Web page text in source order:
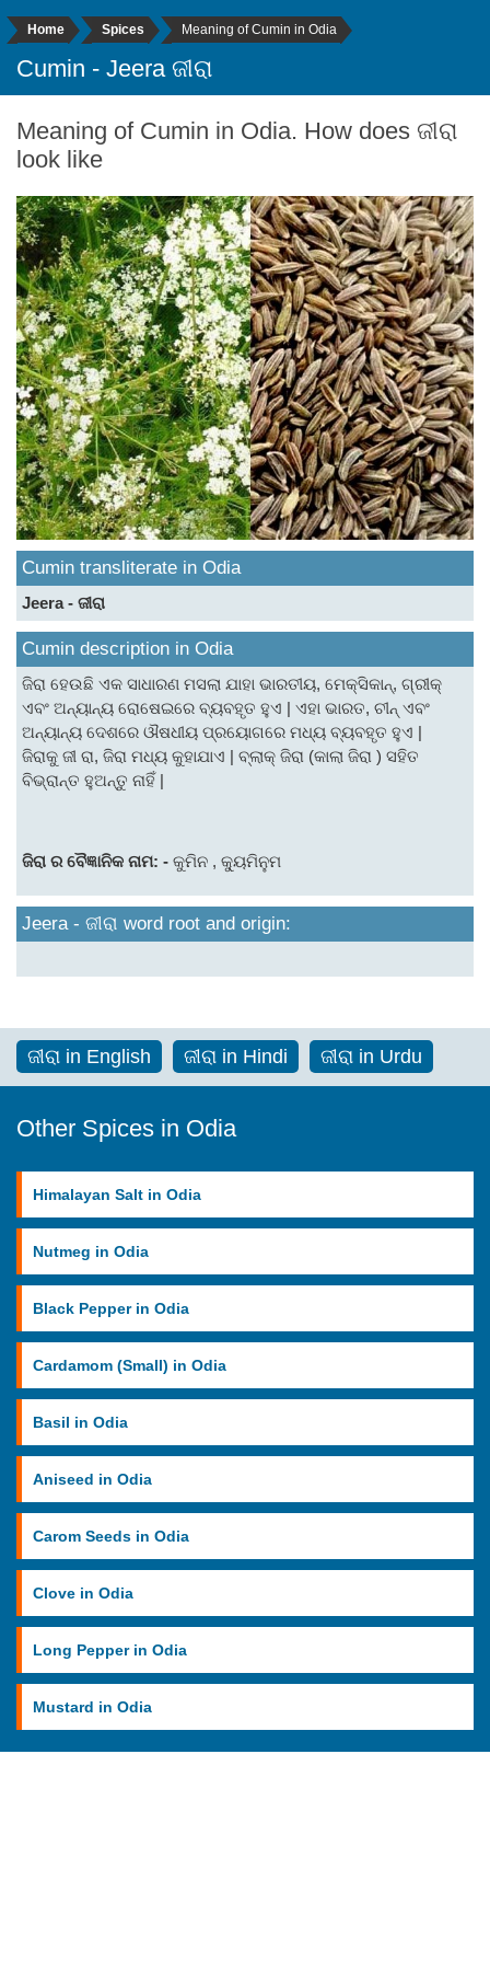
Home Spices Meaning of Cumin in Odia
Cumin - Jeera ଜୀରା
Meaning of Cumin in Odia. How does ଜୀରା
look like
Cumin transliterate in Odia
Jeera - ଜୀରା
Cumin description in Odia
ଜିରା ହେଉଛି ଏକ ସାଧାରଣ ମସଲା ଯାହା ଭାରତୀୟ, ମେକ୍ସିକାନ୍, ଗ୍ରୀକ୍
ଏବଂ ଅନ୍ୟାନ୍ୟ ରୋଷେଇରେ ବ୍ୟବହୃତ ହୁଏ | ଏହା ଭାରତ, ଚୀନ୍ ଏବଂ
ଅନ୍ୟାନ୍ୟ ଦେଶରେ ଔଷଧୀୟ ପ୍ରୟୋଗରେ ମଧ୍ୟ ବ୍ୟବହୃତ ହୁଏ |
ଜିରାକୁ ଜୀ ରା, ଜିରା ମଧ୍ୟ କୁହାଯାଏ | ବ୍ଲାକ୍ ଜିରା (କାଲା ଜିରା ) ସହିତ
ବିଭ୍ରାନ୍ତ ହୁଅନ୍ତୁ ନାହିଁ |
ଜିରା ର ବୈଜ୍ଞାନିକ ନାମ: - କୁମିନ , କ୍ୟୁମିନୁମ
Jeera - ଜୀରା word root and origin:
ଜୀରା in English ଜୀରା in Hindi ଜୀରା in Urdu
Other Spices in Odia
Himalayan Salt in Odia
Nutmeg in Odia
Black Pepper in Odia
Cardamom (Small) in Odia
Basil in Odia
Aniseed in Odia
Carom Seeds in Odia
Clove in Odia
Long Pepper in Odia
Mustard in Odia